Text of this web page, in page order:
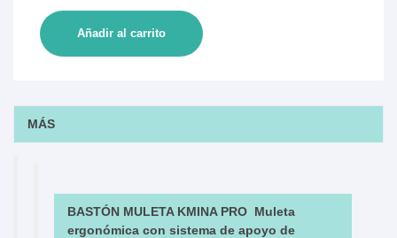
Añadir al carrito
MÁS
BASTÓN MULETA KMINA PRO Muleta
ergonómica con sistema de apoyo de